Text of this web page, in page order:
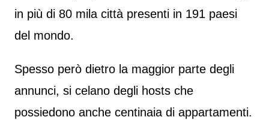
in più di 80 mila città presenti in 191 paesi
del mondo.
Spesso però dietro la maggior parte degli
annunci, si celano degli hosts che
possiedono anche centinaia di appartamenti.